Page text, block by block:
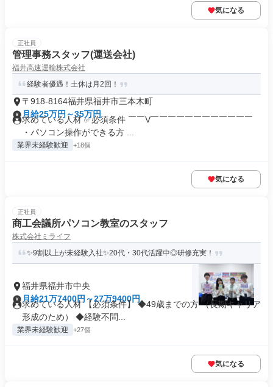
気になる
正社員
管理事務スタッフ(運送会社)
福井高速運輸株式会社
経験者優遇！土休は月2回！
〒918-8164福井県福井市三本木町
月給25万円～35万円
求めている人材 ✅必須条件 ￣￣V￣￣￣￣￣￣￣￣￣￣￣￣
・パソコン操作ができる方 ...
業界未経験歓迎 +18個
気になる
正社員
商工会議所パソコン教室のスタッフ
株式会社ミライフ
✨9割以上が未経験入社✨20代・30代活躍中◎研修充実！
福井県福井市中央
月給21万7400円～27万9400円
求めている人材 【必須条件】 ◆49歳までの方 （長期キャリア
形成のため） ◆経験不問...
業界未経験歓迎 +27個
気になる